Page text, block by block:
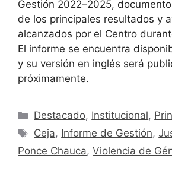
Gestión 2022–2025,
de los principales resultados y
alcanzados por el Centro
El informe se encuentra
y su versión en inglés será
próximamente.
Destacado, Institucional,
Ceja, Informe de Gestión,
Ponce Chauca, Violencia de